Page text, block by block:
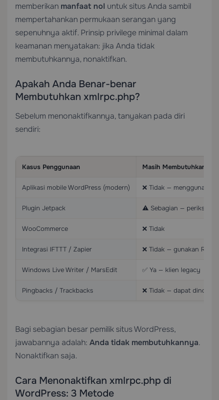
memberikan manfaat nol untuk situs Anda sambil
mempertahankan permukaan serangan yang
sepenuhnya aktif. Prinsip privilege minimal dalam
keamanan menyatakan: jika Anda tidak
membutuhkannya, nonaktifkan.
Apakah Anda Benar-benar
Membutuhkan xmlrpc.php?
Sebelum menonaktifkannya, tanyakan pada diri
sendiri:
Kasus Penggunaan Masih Membutuhkan
Aplikasi mobile WordPress (modern) ❌ Tidak — menggunakan
Plugin Jetpack ⚠️ Sebagian — periksa
WooCommerce ❌ Tidak
Integrasi IFTTT / Zapier ❌ Tidak — gunakan
Windows Live Writer / MarsEdit ✅ Ya — klien legacy
Pingbacks / Trackbacks ❌ Tidak — dapat
Bagi sebagian besar pemilik situs WordPress,
jawabannya adalah: Anda tidak membutuhkannya.
Nonaktifkan saja.
Cara Menonaktifkan xmlrpc.php di
WordPress: 3 Metode